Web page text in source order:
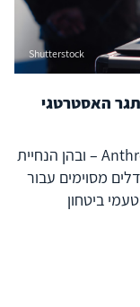
Shutterstock
האסטרטגי
ההגבלות שהוטלו לאחרונה על חברת Anthropic – ובהן הנחיית
מסוימים עבור
ביטחון